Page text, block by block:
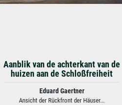
Aanblik van de achterkant van de
huizen aan de Schloßfreiheit
Eduard Gaertner
Ansicht der Rückfront der Häuser...